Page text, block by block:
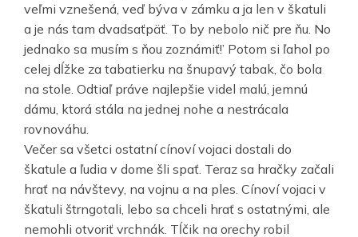
veľmi vznešená, veď býva v zámku a ja len v škatuli
a je nás tam dvadsaťpäť. To by nebolo nič pre ňu. No
jednako sa musím s ňou zoznámiť!’ Potom si ľahol po
celej dĺžke za tabatierku na šnupavý tabak, čo bola
na stole. Odtiaľ práve najlepšie videl malú, jemnú
dámu, ktorá stála na jednej nohe a nestrácala
rovnováhu.
Večer sa všetci ostatní cínoví vojaci dostali do
škatule a ľudia v dome šli spať. Teraz sa hračky začali
hrať na návštevy, na vojnu a na ples. Cínoví vojaci v
škatuli štrngotali, lebo sa chceli hrať s ostatnými, ale
nemohli otvoriť vrchnák. Tĺčik na orechy robil